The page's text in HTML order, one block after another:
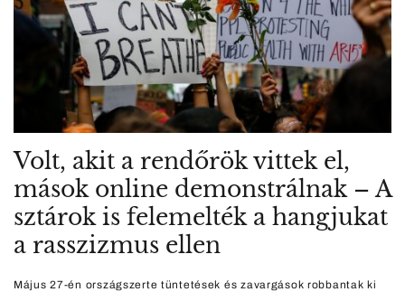
Volt, akit a rendőrök vittek el,
mások online demonstrálnak – A
sztárok is felemelték a hangjukat
a rasszizmus ellen
Május 27-én országszerte tüntetések és zavargások robbantak ki